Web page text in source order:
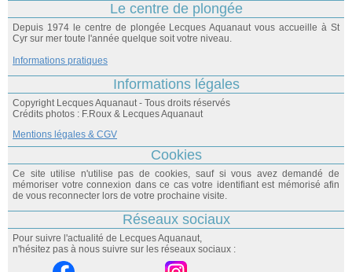
Le centre de plongée
Depuis 1974 le centre de plongée Lecques Aquanaut vous accueille à St
Cyr sur mer toute l'année quelque soit votre niveau.
Informations pratiques
Informations légales
Copyright Lecques Aquanaut - Tous droits réservés
Crédits photos : F.Roux & Lecques Aquanaut
Mentions légales & CGV
Cookies
Ce site utilise n'utilise pas de cookies, sauf si vous avez demandé de
mémoriser votre connexion dans ce cas votre identifiant est mémorisé afin
de vous reconnecter lors de votre prochaine visite.
Réseaux sociaux
Pour suivre l'actualité de Lecques Aquanaut,
n'hésitez pas à nous suivre sur les réseaux sociaux :